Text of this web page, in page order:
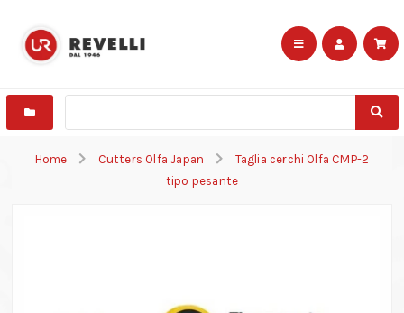
Home Cutters Olfa Japan
Taglia cerchi Olfa CMP-2
tipo pesante